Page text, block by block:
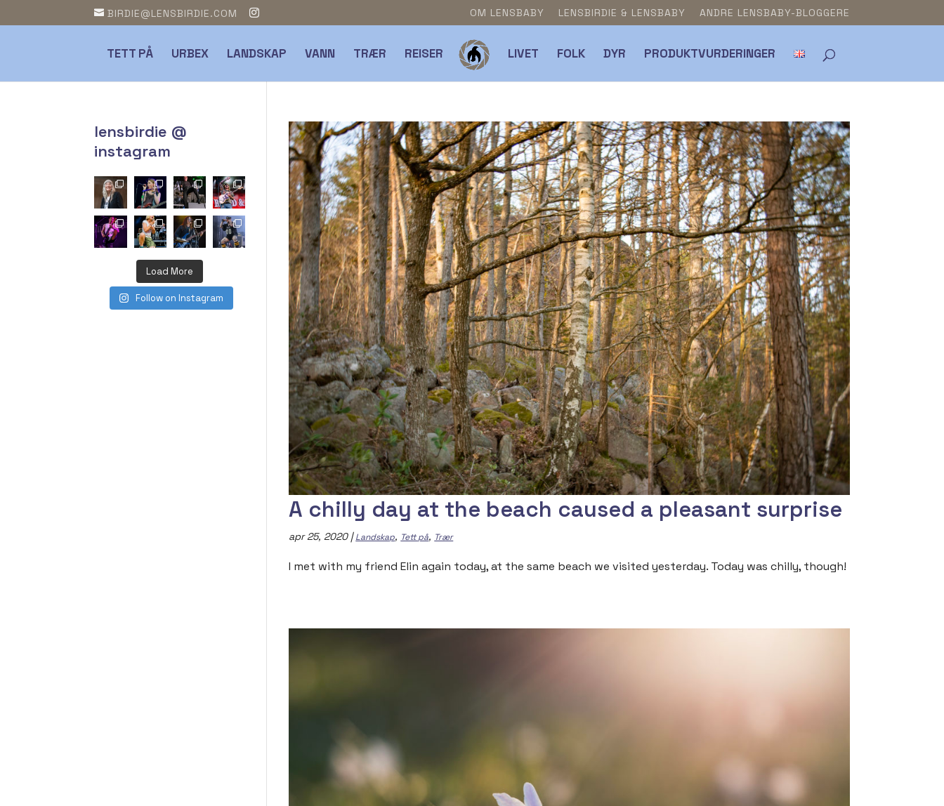
BIRDIE@LENSBIRDIE.COM OM LENSBABY LENSBIRDIE & LENSBABY ANDRE LENSBABY-BLOGGERE
TETT PÅ URBEX LANDSKAP VANN TRÆR REISER LIVET FOLK DYR PRODUKTVURDERINGER
A chilly day at the beach caused a pleasant surprise
apr 25, 2020|Landskap, Tett på, Trær
I met with my friend Elin again today, at the same beach we visited yesterday. Today was chilly, though!
lensbirdie @
instagram
Load More
Follow on Instagram